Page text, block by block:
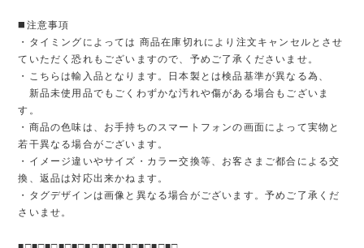
◼️注意事項
・タイミングによっては 商品在庫切れにより注文キャンセルとさせ
ていただく恐れもございますので、予めご了承くださいませ。
・こちらは輸入品となります。日本製とは検品基準が異なる為、
新品未使用品でもごくわずかな汚れや傷がある場合もございま
す。
・商品の色味は、お手持ちのスマートフォンの画面によって実物と
若干異なる場合がございます。
・イメージ違いやサイズ・カラー交換等、お客さまご都合による交
換、返品は対応出来かねます。
・タグデザインは画像と異なる場合がございます。予めご了承くだ
さいませ。